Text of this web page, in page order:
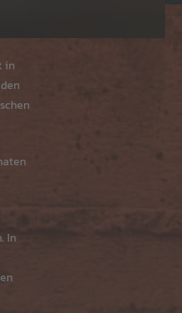
in
In